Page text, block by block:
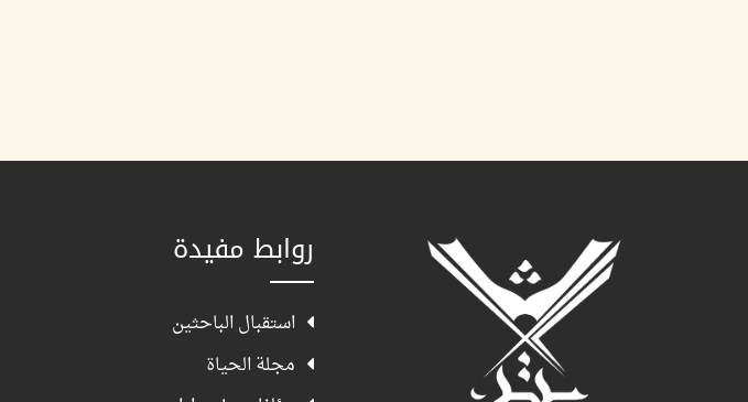
روابط مفيدة
استقبال الباحثين
مجلة الحياة